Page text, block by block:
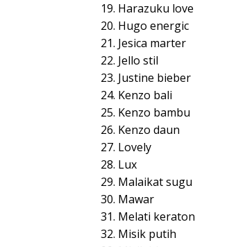
19. Harazuku love
20. Hugo energic
21. Jesica marter
22. Jello stil
23. Justine bieber
24. Kenzo bali
25. Kenzo bambu
26. Kenzo daun
27. Lovely
28. Lux
29. Malaikat sugu
30. Mawar
31. Melati keraton
32. Misik putih